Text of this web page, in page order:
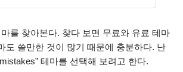
를 찾아본다. 찾다 보면 무료와 유료 테마
도 쓸만한 것이 많기 때문에 충분하다. 난
테마를 선택해 보려고 한다.